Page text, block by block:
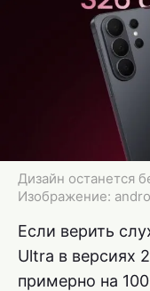
Дизайн останется
Изображение:
Если верить
Ultra в версиях
примерно на